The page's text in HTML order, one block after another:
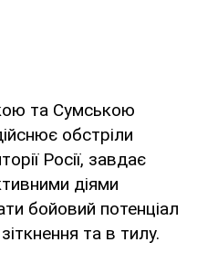
та Сумською
обстріли
Росії, завдає
діями
бойовий потенціал
та в тилу.